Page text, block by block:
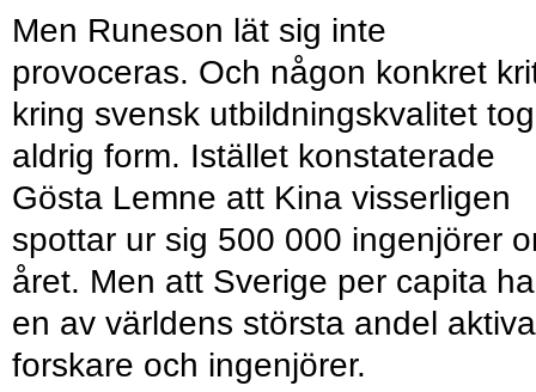
Men Runeson lät sig inte
provoceras. Och någon konkret
kring svensk utbildningskvalitet tog
aldrig form. Istället konstaterade
Gösta Lemne att Kina visserligen
spottar ur sig 500 000 ingenjörer
året. Men att Sverige per capita
en av världens största andel aktiva
forskare och ingenjörer.